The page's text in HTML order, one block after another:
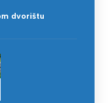
dvorištu